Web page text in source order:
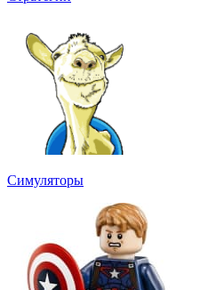
Симуляторы